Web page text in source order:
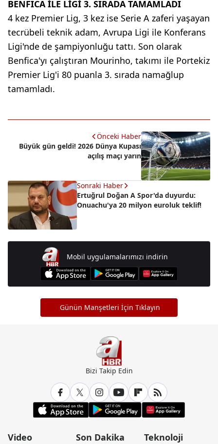
BENFICA İLE LİGİ 3. SIRADA TAMAMLADI
4 kez Premier Lig, 3 kez ise Serie A zaferi yaşayan
tecrübeli teknik adam, Avrupa Ligi ile Konferans
Ligi'nde de şampiyonluğu tattı. Son olarak
Benfica'yı çalıştıran Mourinho, takımı ile Portekiz
Premier Lig'i 80 puanla 3. sırada namağlup
tamamladı.
Önceki Haber
Büyük gün geldi! 2026 Dünya Kupası
açılış maçı yarın
Sonraki Haber
Ertuğrul Doğan A Spor'da duyurdu:
Onuachu'ya 20 milyon euroluk teklif!
Mobil uygulamalarımızı indirin
Günün Manşetleri İçin Tıklayın
Bizi Takip Edin
Video Son Dakika Teknoloji